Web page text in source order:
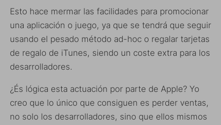
Esto hace mermar las facilidades para promocionar
una aplicación o juego, ya que se tendrá que seguir
usando el pesado método ad-hoc o regalar tarjetas
de regalo de iTunes, siendo un coste extra para los
desarrolladores.
¿És lógica esta actuación por parte de Apple? Yo
creo que lo único que consiguen es perder ventas,
no solo los desarrolladores, sino que ellos mismos